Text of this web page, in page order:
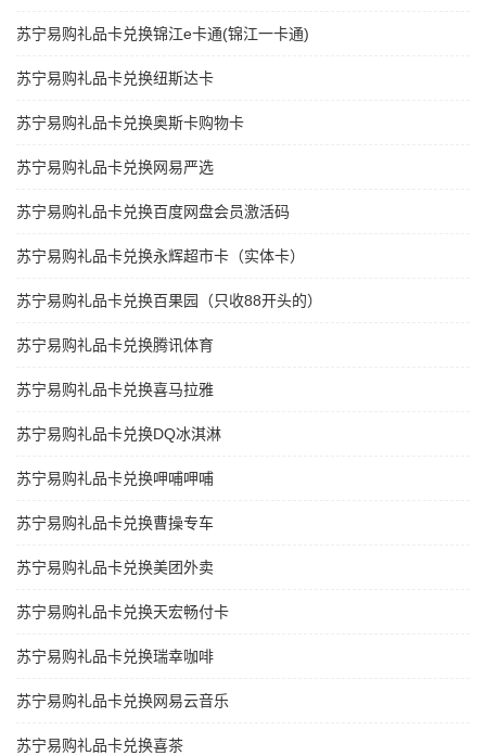
苏宁易购礼品卡兑换锦江e卡通(锦江一卡通)
苏宁易购礼品卡兑换纽斯达卡
苏宁易购礼品卡兑换奥斯卡购物卡
苏宁易购礼品卡兑换网易严选
苏宁易购礼品卡兑换百度网盘会员激活码
苏宁易购礼品卡兑换永辉超市卡（实体卡）
苏宁易购礼品卡兑换百果园（只收88开头的）
苏宁易购礼品卡兑换腾讯体育
苏宁易购礼品卡兑换喜马拉雅
苏宁易购礼品卡兑换DQ冰淇淋
苏宁易购礼品卡兑换呷哺呷哺
苏宁易购礼品卡兑换曹操专车
苏宁易购礼品卡兑换美团外卖
苏宁易购礼品卡兑换天宏畅付卡
苏宁易购礼品卡兑换瑞幸咖啡
苏宁易购礼品卡兑换网易云音乐
苏宁易购礼品卡兑换喜茶